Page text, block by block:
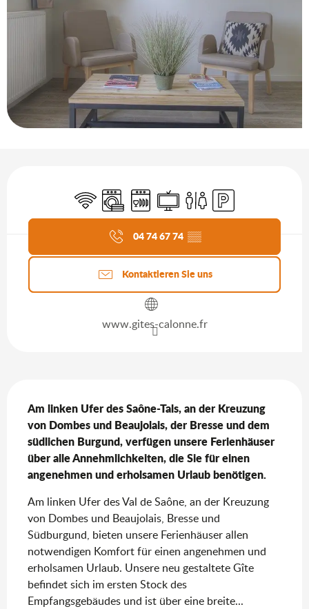
Wi-Fi Waschmaschine
Geschirrspülmaschine
FernsehenToilettenParkplatz
Aktuelle Agenda
04 74 67 74 ▒▒
Kontaktieren Sie uns
www.gites-calonne.fr
Am linken Ufer des Saône-Tals, an der Kreuzung
von Dombes und Beaujolais, der Bresse und dem
südlichen Burgund, verfügen unsere Ferienhäuser
über alle Annehmlichkeiten, die Sie für einen
angenehmen und erholsamen Urlaub benötigen.
Am linken Ufer des Val de Saône, an der Kreuzung
von Dombes und Beaujolais, Bresse und
Südburgund, bieten unsere Ferienhäuser allen
notwendigen Komfort für einen angenehmen und
erholsamen Urlaub. Unsere neu gestaltete Gîte
befindet sich im ersten Stock des
Empfangsgebäudes und ist über eine breite...